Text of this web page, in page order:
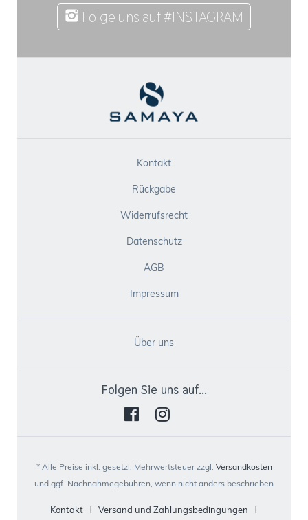
Folge uns auf #INSTAGRAM
Kontakt
Rückgabe
Widerrufsrecht
Datenschutz
AGB
Impressum
Über uns
Folgen Sie uns auf...
* Alle Preise inkl. gesetzl. Mehrwertsteuer zzgl. Versandkosten
und ggf. Nachnahmegebühren, wenn nicht anders beschrieben
Kontakt Versand und Zahlungsbedingungen